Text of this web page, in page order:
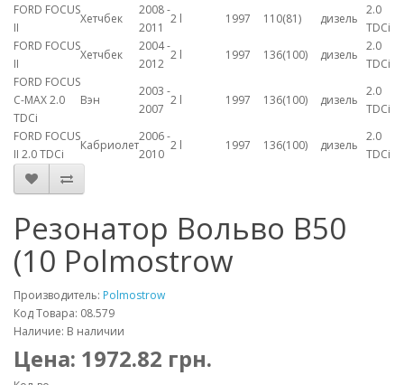
FORD FOCUS
II
Хетчбек
2008 -
2011
2 l 1997 110(81) дизель
2.0
TDCi
FORD FOCUS
II
Хетчбек
2004 -
2012
2 l 1997 136(100) дизель
2.0
TDCi
FORD FOCUS
C-MAX 2.0
TDCi
Вэн
2003 -
2007
2 l 1997 136(100) дизель
2.0
TDCi
FORD FOCUS
II 2.0 TDCi
Кабриолет
2006 -
2010
2 l 1997 136(100) дизель
2.0
TDCi
Резонатор Вольво В50
(10 Polmostrow
Производитель: Polmostrow
Код Товара: 08.579
Наличие: В наличии
Цена: 1972.82 грн.